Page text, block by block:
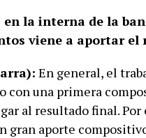
la interna de la
viene a aportar
En general, el
con una primera
al resultado final.
gran aporte